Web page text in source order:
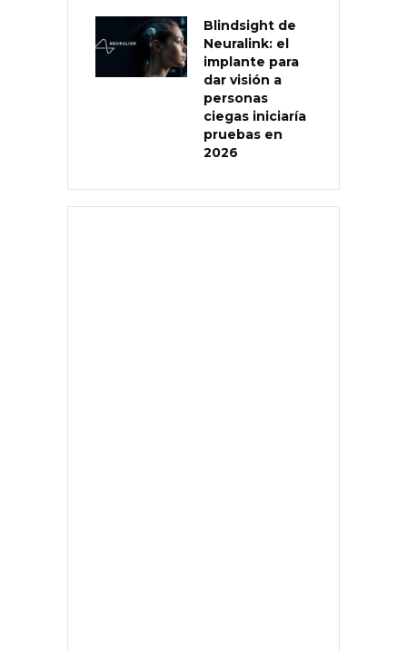
Blindsight de
Neuralink: el
implante para
dar visión a
personas
ciegas iniciaría
pruebas en
2026